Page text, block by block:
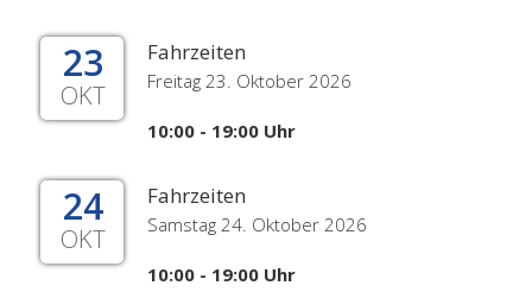
23
OKT
Fahrzeiten
Freitag 23. Oktober 2026
10:00 - 19:00 Uhr
24
OKT
Fahrzeiten
Samstag 24. Oktober 2026
10:00 - 19:00 Uhr